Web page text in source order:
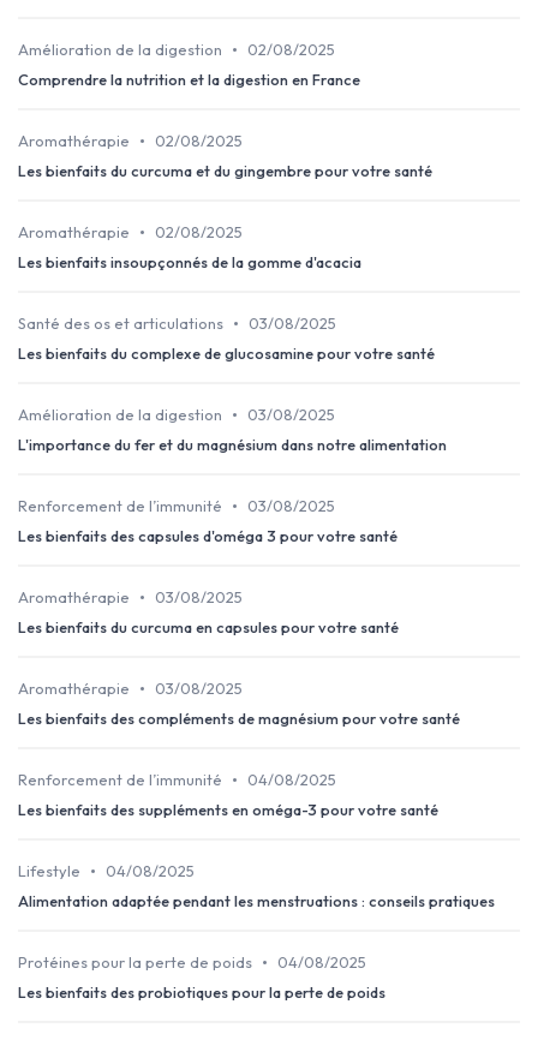
Amélioration de la digestion •
02/08/2025
Comprendre la nutrition et la digestion en France
Aromathérapie •
02/08/2025
Les bienfaits du curcuma et du gingembre pour votre santé
Aromathérapie •
02/08/2025
Les bienfaits insoupçonnés de la gomme d'acacia
Santé des os et articulations •
03/08/2025
Les bienfaits du complexe de glucosamine pour votre santé
Amélioration de la digestion •
03/08/2025
L'importance du fer et du magnésium dans notre alimentation
Renforcement de l’immunité •
03/08/2025
Les bienfaits des capsules d'oméga 3 pour votre santé
Aromathérapie •
03/08/2025
Les bienfaits du curcuma en capsules pour votre santé
Aromathérapie •
03/08/2025
Les bienfaits des compléments de magnésium pour votre santé
Renforcement de l’immunité •
04/08/2025
Les bienfaits des suppléments en oméga-3 pour votre santé
Lifestyle •
04/08/2025
Alimentation adaptée pendant les menstruations : conseils pratiques
Protéines pour la perte de poids •
04/08/2025
Les bienfaits des probiotiques pour la perte de poids